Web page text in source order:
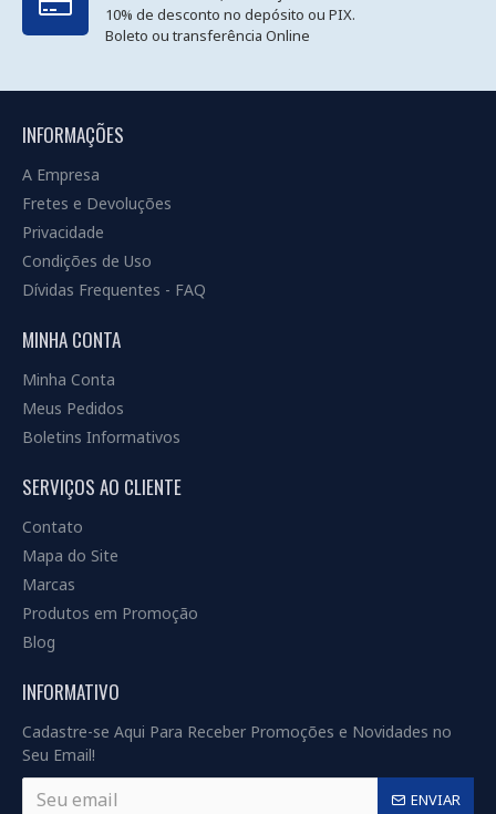
10% de desconto no depósito ou PIX.
Boleto ou transferência Online
INFORMAÇÕES
A Empresa
Fretes e Devoluções
Privacidade
Condições de Uso
Dívidas Frequentes - FAQ
MINHA CONTA
Minha Conta
Meus Pedidos
Boletins Informativos
SERVIÇOS AO CLIENTE
Contato
Mapa do Site
Marcas
Produtos em Promoção
Blog
INFORMATIVO
Cadastre-se Aqui Para Receber Promoções e Novidades no
Seu Email!
ENVIAR